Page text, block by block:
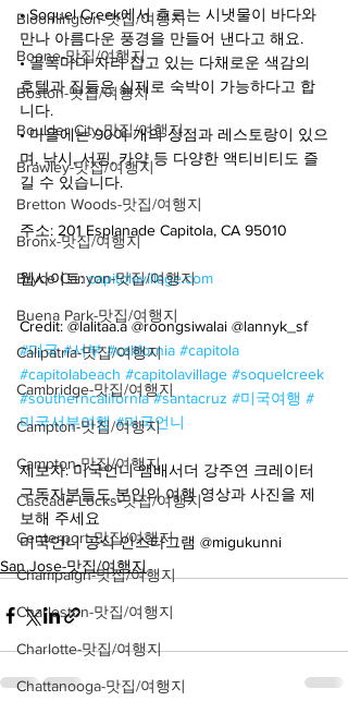
Bloomington-맛집/여행지
Boone-맛집/여행지
Boston-맛집/여행지
Boulder City-맛집/여행지
Brawley-맛집/여행지
Bretton Woods-맛집/여행지
Bronx-맛집/여행지
Bryce Canyon-맛집/여행지
Buena Park-맛집/여행지
Calipatria-맛집/여행지
Cambridge-맛집/여행지
Campton-맛집/여행지
Campton-맛집/여행지
Cascade Locks-맛집/여행지
Centerport-맛집/여행지
Champaign-맛집/여행지
Charleston-맛집/여행지
Charlotte-맛집/여행지
Chattanooga-맛집/여행지
• Soquel Creek에서 흐르는 시냇물이 바다와
만나 아름다운 풍경을 만들어 낸다고 해요.
• 골목마다 자리 잡고 있는 다채로운 색감의
호텔과 집들은 실제로 숙박이 가능하다고 합
니다.
• 마을에는 90여 개의 상점과 레스토랑이 있으
며, 낚시, 서핑, 카약 등 다양한 액티비티도 즐
길 수 있습니다.
주소: 201 Esplanade Capitola, CA 95010
웹사이트: capitolavillage.com
Credit: @lalitaa.a @roongsiwalai @lannyk_sf
#미국 #서부 #california #capitola
#capitolabeach #capitolavillage #soquelcreek
#southerncalifornia #santacruz #미국여행 #
미국서부여행 #미국언니
제보자: 미국언니 앰배서더 강주연 크레이터
구독자분들도 본인의 여행 영상과 사진을 제
보해 주세요
미국언니 공식 인스타그램 @migukunni
San Jose-맛집/여행지